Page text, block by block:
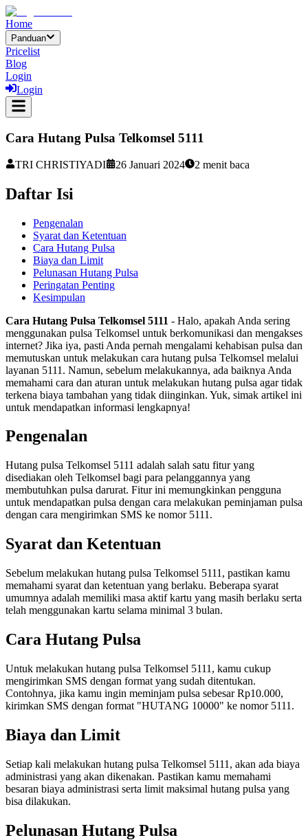
Home
Panduan
Pricelist
Blog
Login
Login
Cara Hutang Pulsa Telkomsel 5111
TRI CHRISTIYADI 26 Januari 2024 2 menit baca
Daftar Isi
Pengenalan
Syarat dan Ketentuan
Cara Hutang Pulsa
Biaya dan Limit
Pelunasan Hutang Pulsa
Peringatan Penting
Kesimpulan
Cara Hutang Pulsa Telkomsel 5111 - Halo, apakah Anda sering
menggunakan pulsa Telkomsel untuk berkomunikasi dan mengakses
internet? Jika iya, pasti Anda pernah mengalami kehabisan pulsa dan
memutuskan untuk melakukan cara hutang pulsa Telkomsel melalui
layanan 5111. Namun, sebelum melakukannya, ada baiknya Anda
memahami cara dan aturan untuk melakukan hutang pulsa agar tidak
terkena biaya tambahan yang tidak diinginkan. Yuk, simak artikel ini
untuk mendapatkan informasi lengkapnya!
Pengenalan
Hutang pulsa Telkomsel 5111 adalah salah satu fitur yang
disediakan oleh Telkomsel bagi para pelanggannya yang
membutuhkan pulsa darurat. Fitur ini memungkinkan pengguna
untuk mendapatkan pulsa dengan cara melakukan peminjaman pulsa
dengan cara mengirimkan SMS ke nomor 5111.
Syarat dan Ketentuan
Sebelum melakukan hutang pulsa Telkomsel 5111, pastikan kamu
memahami syarat dan ketentuan yang berlaku. Beberapa syarat
umumnya adalah memiliki masa aktif kartu yang masih berlaku serta
telah menggunakan kartu selama minimal 3 bulan.
Cara Hutang Pulsa
Untuk melakukan hutang pulsa Telkomsel 5111, kamu cukup
mengirimkan SMS dengan format yang sudah ditentukan.
Contohnya, jika kamu ingin meminjam pulsa sebesar Rp10.000,
kirimkan SMS dengan format "HUTANG 10000" ke nomor 5111.
Biaya dan Limit
Setiap kali melakukan hutang pulsa Telkomsel 5111, akan ada biaya
administrasi yang akan dikenakan. Pastikan kamu memahami
besaran biaya administrasi serta limit maksimal hutang pulsa yang
bisa dilakukan.
Pelunasan Hutang Pulsa